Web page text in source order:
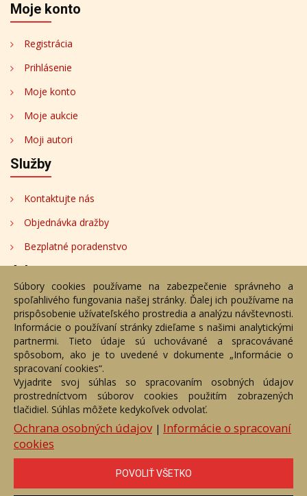
Moje konto
Registrácia
Prihlásenie
Moje konto
Moje aukcie
Moji autori
Služby
Kontaktujte nás
Objednávka dražby
Bezplatné poradenstvo
Adresa
Nižný Hrušov 333, 094 22, Slovenská republika
+421 905 356 921
+421 905 959 101
dartesro@dartesro.sk
Hlavná stránka Aukčný katalóg
Objednávka dražby
Termíny aukcií
Online Aukcia
DARTE AUKČNÁ SPOLOČNOSŤ s.r.o. © 2007 - 2026
Akékoľvek používanie obrazových a textových súčastí tejto stránky je
podmienené výslovným súhlasom jej vlastníka. Všetky práva sú
vyhradené.
Súbory cookies používame na zabezpečenie správneho a
spoľahlivého fungovania našej stránky. Ďalej ich používame na
prispôsobenie užívateľského prostredia a analýzu návštevnosti.
Informácie o používaní stránky zdieľame s našimi analytickými
partnermi. Tieto údaje sú uchovávané a spracovávané
spôsobom, ako je to uvedené v dokumente „Informácie o
spracovaní cookies“.
Vyjadrite svoj súhlas so spracovaním osobných údajov
prostredníctvom súborov cookies použitím zobrazených
tlačidiel. Súhlas môžete kedykoľvek odvolať.
Ochrana osobných údajov| Informácie o spracovaní
cookies
POVOLIŤ VŠETKO